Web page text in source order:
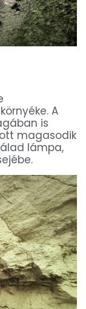
környéke. A
is
magasodik
lámpa,